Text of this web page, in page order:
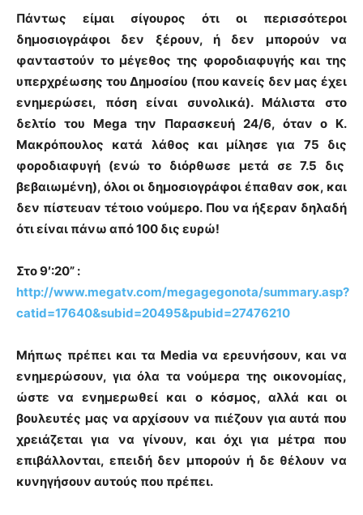
Πάντως είμαι σίγουρος ότι οι περισσότεροι
δημοσιογράφοι δεν ξέρουν, ή δεν μπορούν να
φανταστούν το μέγεθος της φοροδιαφυγής και της
υπερχρέωσης του Δημοσίου (που κανείς δεν μας έχει
ενημερώσει, πόση είναι συνολικά). Μάλιστα στο
δελτίο του Mega την Παρασκευή 24/6, όταν ο Κ.
Μακρόπουλος κατά λάθος και μίλησε για 75 δις
φοροδιαφυγή (ενώ το διόρθωσε μετά σε 7.5 δις
βεβαιωμένη), όλοι οι δημοσιογράφοι έπαθαν σοκ, και
δεν πίστευαν τέτοιο νούμερο. Που να ήξεραν δηλαδή
ότι είναι πάνω από 100 δις ευρώ!
Στο 9′:20” :
http://www.megatv.com/megagegonota/summary.asp?
catid=17640&subid=20495&pubid=27476210
Μήπως πρέπει και τα Mediaνα ερευνήσουν, και να
ενημερώσουν, για όλα τα νούμερα της οικονομίας,
ώστε να ενημερωθεί και ο κόσμος, αλλά και οι
βουλευτές μας να αρχίσουν να πιέζουν για αυτά που
χρειάζεται για να γίνουν, και όχι για μέτρα που
επιβάλλονται, επειδή δεν μπορούν ή δε θέλουν να
κυνηγήσουν αυτούς που πρέπει.